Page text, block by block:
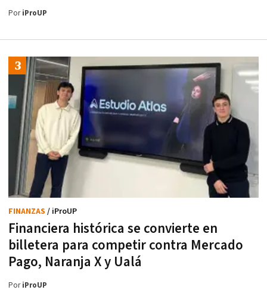
PoriProUP
Financiera histórica se convierte en
billetera para competir contra Mercado
Pago, Naranja X y Ualá
FINANZAS / iProUP
PoriProUP